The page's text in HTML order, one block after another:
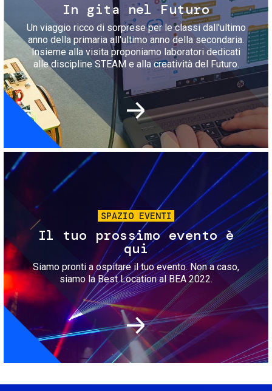
In gita nel Futuro
Un viaggio ricco di sorprese per le classi dall'ultimo
anno della primaria all'ultimo anno della secondaria.
Insieme alla visita proponiamo laboratori dedicati
alle discipline STEAM e alla creatività del Futuro.
Immagine
SPAZIO EVENTI
Il tuo prossimo evento è
qui
Siamo pronti a ospitare il tuo evento. Non a caso,
siamo la Best Location al BEA 2022.